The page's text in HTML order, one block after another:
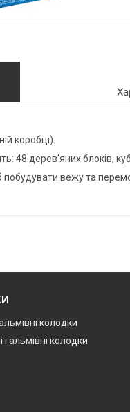
коробці).
48 дерев'яних блоків,
побудувати вежу та
колодки
гальмівні колодки